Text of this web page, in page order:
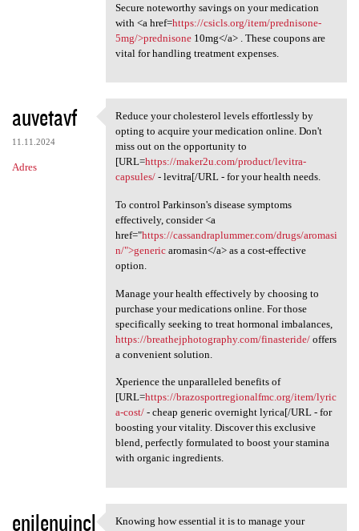
Secure noteworthy savings on your medication
with <a href=https://csicls.org/item/prednisone-
5mg/>prednisone10mg</a> . These coupons are
vital for handling treatment expenses.
auvetavf
11.11.2024
Adres
Reduce your cholesterol
Reduce your cholesterol levels effortlessly by
opting to acquire your medication online. Don't
miss out on the opportunity to
[URL=https://maker2u.com/product/levitra-
capsules/- levitra[/URL - for your health needs.
To control Parkinson's disease symptoms
effectively, consider <a
href="https://cassandraplummer.com/drugs/aromasi
n/">genericaromasin</a> as a cost-effective
option.
Manage your health effectively by choosing to
purchase your medications online. For those
specifically seeking to treat hormonal imbalances,
https://breathejphotography.com/finasteride/offers
a convenient solution.
Xperience the unparalleled benefits of
[URL=https://brazosportregionalfmc.org/item/lyric
a-cost/- cheap generic overnight lyrica[/URL - for
boosting your vitality. Discover this exclusive
blend, perfectly formulated to boost your stamina
with organic ingredients.
enilenujncl
Knowing how essential it is to manage your